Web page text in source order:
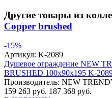
Другие товары из
Copper brushed
-15%
Артикул: K-2089
Душевое ограждение NEW
BRUSHED 100x90x195 K-
Производитель: NEW
159 263 руб. 187 368 руб.